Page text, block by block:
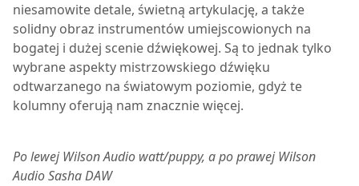
niesamowite detale, świetną artykulację, a także
solidny obraz instrumentów umiejscowionych na
bogatej i dużej scenie dźwiękowej. Są to jednak tylko
wybrane aspekty mistrzowskiego dźwięku
odtwarzanego na światowym poziomie, gdyż te
kolumny oferują nam znacznie więcej.
Po lewej Wilson Audio watt/puppy, a po prawej Wilson
AudioSasha DAW